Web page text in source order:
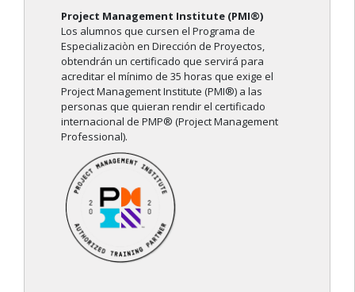
Project Management Institute (PMI®)
Los alumnos que cursen el Programa de
Especializaciòn en Dirección de Proyectos,
obtendrán un certificado que servirá para
acreditar el mínimo de 35 horas que exige el
Project Management Institute (PMI®) a las
personas que quieran rendir el certificado
internacional de PMP® (Project Management
Professional).